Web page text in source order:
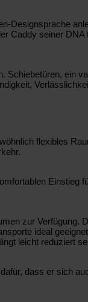
Designsprache
Caddy seiner
ein
flexibles
Einstieg
zur Verfügung.
ideal
leicht reduziert
dass er sich